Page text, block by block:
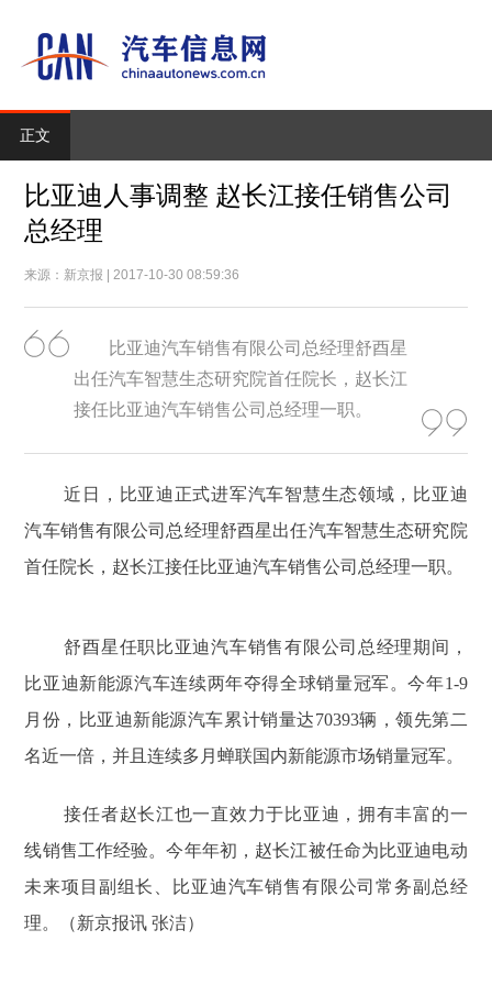
正文
比亚迪人事调整 赵长江接任销售公司
总经理
来源：新京报 | 2017-10-30 08:59:36
比亚迪汽车销售有限公司总经理舒酉星
出任汽车智慧生态研究院首任院长，赵长江
接任比亚迪汽车销售公司总经理一职。
近日，比亚迪正式进军汽车智慧生态领域，比亚迪
汽车销售有限公司总经理舒酉星出任汽车智慧生态研究院
首任院长，赵长江接任比亚迪汽车销售公司总经理一职。
舒酉星任职比亚迪汽车销售有限公司总经理期间，
比亚迪新能源汽车连续两年夺得全球销量冠军。今年1-9
月份，比亚迪新能源汽车累计销量达70393辆，领先第二
名近一倍，并且连续多月蝉联国内新能源市场销量冠军。
接任者赵长江也一直效力于比亚迪，拥有丰富的一
线销售工作经验。今年年初，赵长江被任命为比亚迪电动
未来项目副组长、比亚迪汽车销售有限公司常务副总经
理。（新京报讯 张洁）